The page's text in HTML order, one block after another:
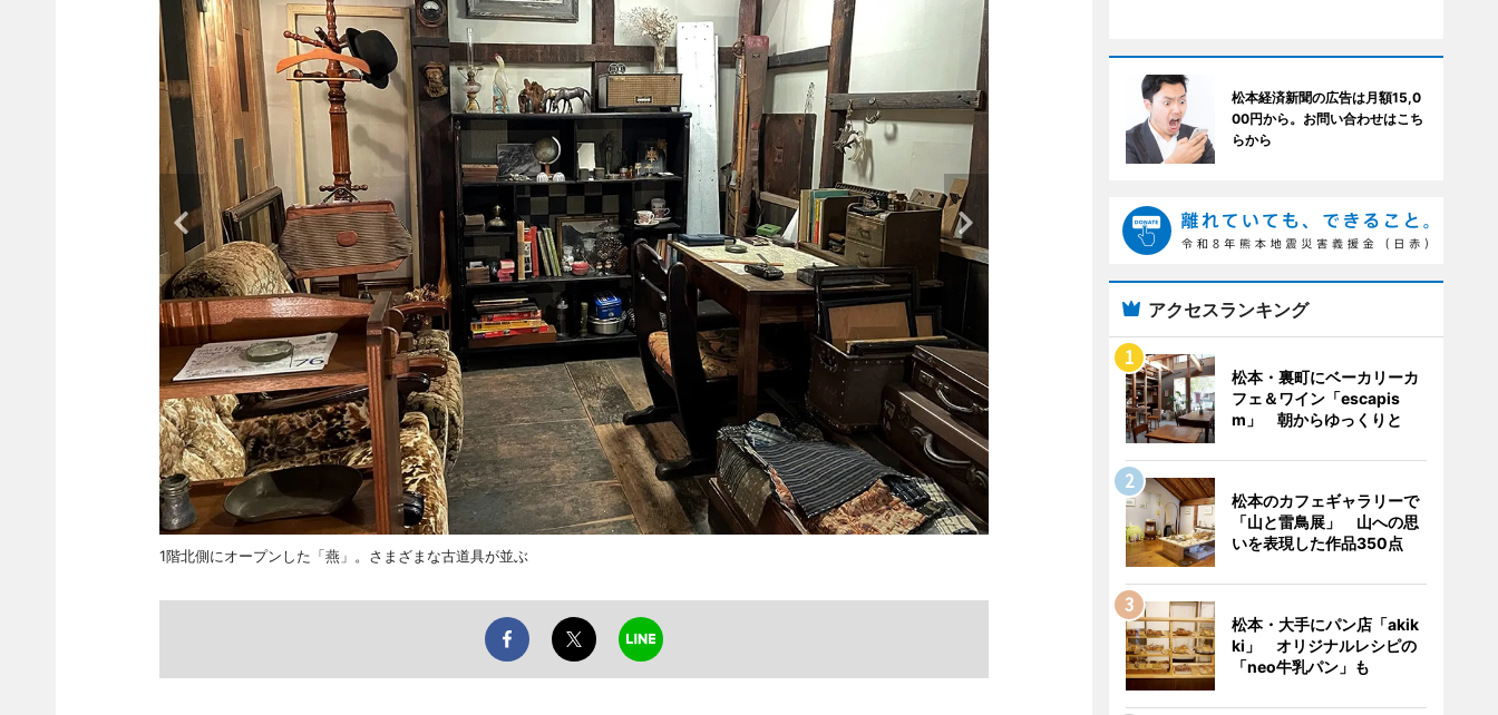
1階北側にオープンした「燕」。さまざまな古道具が並ぶ
松本経済新聞の広告は月額15,0
00円から。お問い合わせはこち
らから
アクセスランキング
松本・裏町にベーカリーカ
フェ＆ワイン「escapis
m」 朝からゆっくりと
松本のカフェギャラリーで
「山と雷鳥展」 山への思
いを表現した作品350点
松本・大手にパン店「akik
ki」 オリジナルレシピの
「neo牛乳パン」も